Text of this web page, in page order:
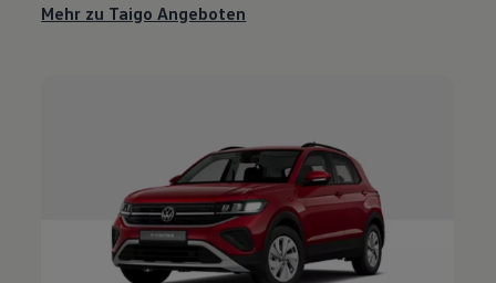
Mehr zu Taigo Angeboten